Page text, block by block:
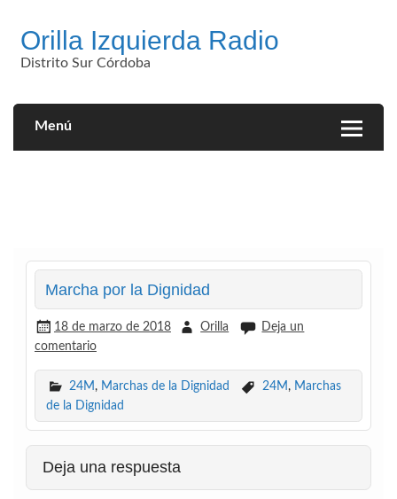
contenido
Orilla Izquierda Radio
Distrito Sur Córdoba
Menú
Marcha por la Dignidad
18 de marzo de 2018 Orilla
Deja un
comentario
24M , Marchas de la Dignidad 24M , Marchas
de la Dignidad
Deja una respuesta